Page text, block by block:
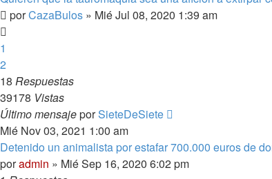
porCazaBulos » Mié Jul 08, 2020 1:39 am
1
2
18 Respuestas
39178 Vistas
Último mensajeporSieteDeSiete
Mié Nov 03, 2021 1:00 am
Detenido un animalista por estafar 700.000 euros de
poradmin » Mié Sep 16, 2020 6:02 pm